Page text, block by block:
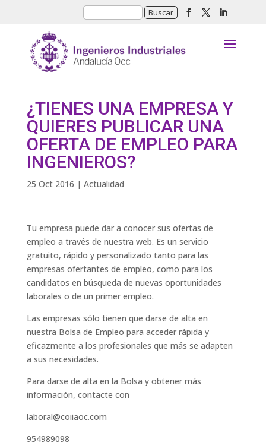
¿TIENES UNA EMPRESA Y
QUIERES PUBLICAR UNA
OFERTA DE EMPLEO PARA
INGENIEROS?
25 Oct 2016 | Actualidad
Tu empresa puede dar a conocer sus ofertas de
empleo a través de nuestra web. Es un servicio
gratuito, rápido y personalizado tanto para las
empresas ofertantes de empleo, como para los
candidatos en búsqueda de nuevas oportunidades
laborales o de un primer empleo.
Las empresas sólo tienen que darse de alta en
nuestra Bolsa de Empleo para acceder rápida y
eficazmente a los profesionales que más se adapten
a sus necesidades.
Para darse de alta en la Bolsa y obtener más
información, contacte con
laboral@coiiaoc.com
954989098